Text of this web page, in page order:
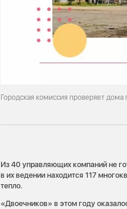
Городская комиссия проверяет
Из 40 управляющих компаний не
в их ведении находится 117
тепло.
«Двоечников» в этом году